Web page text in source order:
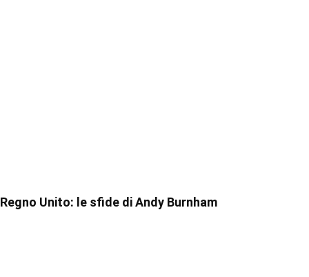
Regno Unito: le sfide di Andy Burnham